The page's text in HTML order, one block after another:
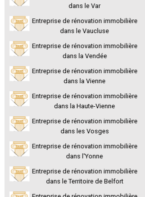
dans le Var
Entreprise de rénovation immobilière
dans le Vaucluse
Entreprise de rénovation immobilière
dans la Vendée
Entreprise de rénovation immobilière
dans la Vienne
Entreprise de rénovation immobilière
dans la Haute-Vienne
Entreprise de rénovation immobilière
dans les Vosges
Entreprise de rénovation immobilière
dans l'Yonne
Entreprise de rénovation immobilière
dans le Territoire de Belfort